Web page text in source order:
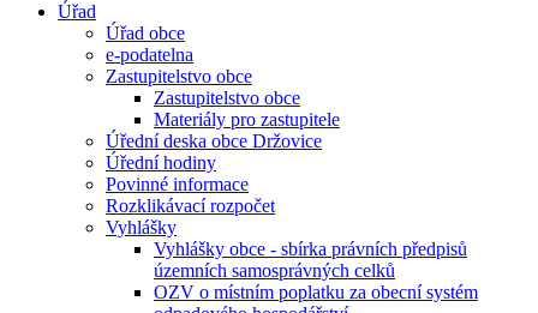
Úřad
Úřad obce
e-podatelna
Zastupitelstvo obce
Zastupitelstvo obce
Materiály pro zastupitele
Úřední deska obce Držovice
Úřední hodiny
Povinné informace
Rozklikávací rozpočet
Vyhlášky
Vyhlášky obce - sbírka právních předpisů
územních samosprávných celků
OZV o místním poplatku za obecní systém